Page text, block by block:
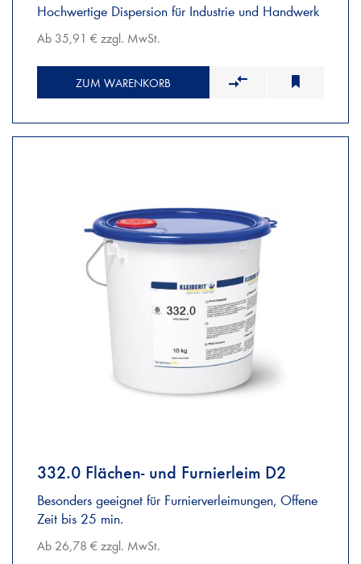
Hochwertige Dispersion für Industrie und Handwerk
Ab 35,91 € zzgl. MwSt.
ZUM WARENKORB
332.0 Flächen- und Furnierleim D2
Besonders geeignet für Furnierverleimungen, Offene
Zeit bis 25 min.
Ab 26,78 € zzgl. MwSt.